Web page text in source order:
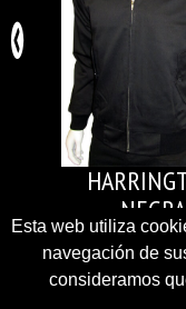
NEGRA
Esta web utiliza
navegación de
consideramos